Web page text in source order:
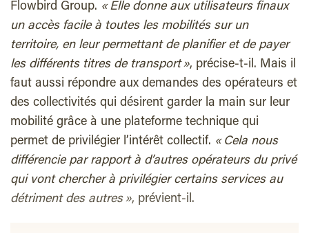
Flowbird Group. « Elle donne aux utilisateurs finaux
un accès facile à toutes les mobilités sur un
territoire, en leur permettant de planifier et de payer
les différents titres de transport », précise-t-il. Mais il
faut aussi répondre aux demandes des opérateurs et
des collectivités qui désirent garder la main sur leur
mobilité grâce à une plateforme technique qui
permet de privilégier l’intérêt collectif. « Cela nous
différencie par rapport à d’autres opérateurs du privé
qui vont chercher à privilégier certains services au
détriment des autres », prévient-il.